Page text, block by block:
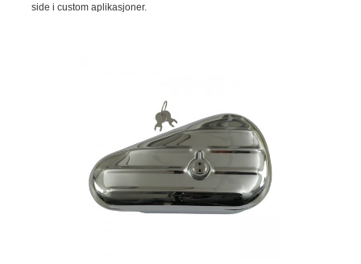
side i custom aplikasjoner.